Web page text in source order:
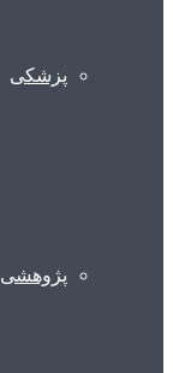
پزشکی
پژوهشی